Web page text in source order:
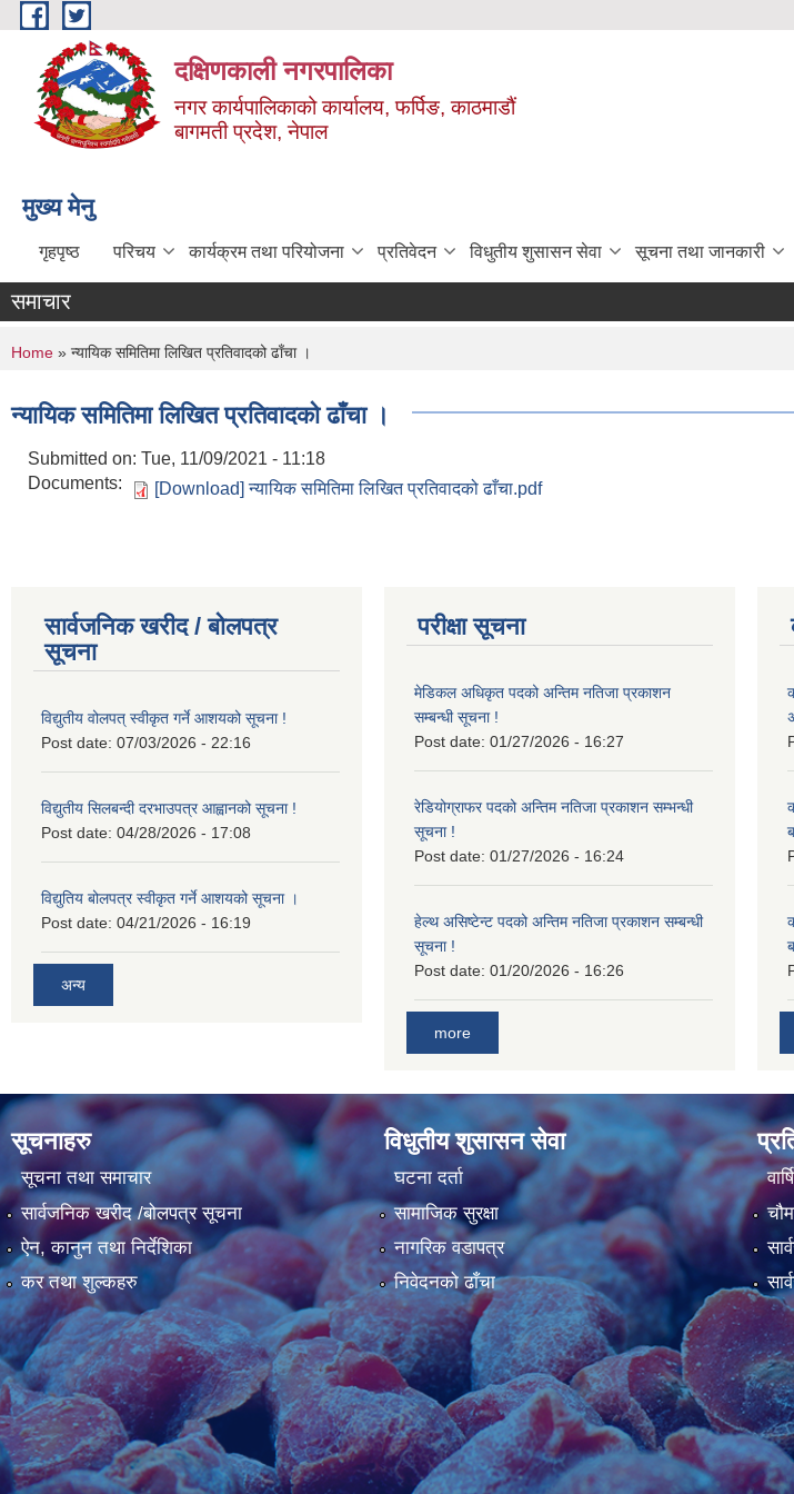
Skip to main content
दक्षिणकाली नगरपालिका
नगर कार्यपालिकाको कार्यालय, फर्पिङ, काठमाडौं
बागमती प्रदेश, नेपाल
मुख्य मेनु
गृहपृष्ठ परिचय कार्यक्रम तथा परियोजना प्रतिवेदन विधुतीय शुसासन सेवा सूचना तथा जानकारी
समाचार
You are here
Home » न्यायिक समितिमा लिखित प्रतिवादको ढाँचा ।
न्यायिक समितिमा लिखित प्रतिवादको ढाँचा ।
Submitted on: Tue, 11/09/2021 - 11:18
Documents:
[Download] न्यायिक समितिमा लिखित प्रतिवादको ढाँचा.pdf
सार्वजनिक खरीद / बोलपत्र
सूचना
विद्युतीय वोलपत् स्वीकृत गर्ने आशयको सूचना !
Post date: 07/03/2026 - 22:16
विद्युतीय सिलबन्दी दरभाउपत्र आह्वानको सूचना !
Post date: 04/28/2026 - 17:08
विद्युतिय बोलपत्र स्वीकृत गर्ने आशयको सूचना ।
Post date: 04/21/2026 - 16:19
अन्य
परीक्षा सूचना
मेडिकल अधिकृत पदको अन्तिम नतिजा प्रकाशन
सम्बन्धी सूचना !
Post date: 01/27/2026 - 16:27
रेडियोग्राफर पदको अन्तिम नतिजा प्रकाशन सम्भन्धी
सूचना !
Post date: 01/27/2026 - 16:24
हेल्थ असिष्टेन्ट पदको अन्तिम नतिजा प्रकाशन सम्बन्धी
सूचना !
Post date: 01/20/2026 - 16:26
more
सूचनाहरु
सूचना तथा समाचार
सार्वजनिक खरीद /बोलपत्र सूचना
ऐन, कानुन तथा निर्देशिका
कर तथा शुल्कहरु
विधुतीय शुसासन सेवा
घटना दर्ता
सामाजिक सुरक्षा
नागरिक वडापत्र
निवेदनको ढाँचा